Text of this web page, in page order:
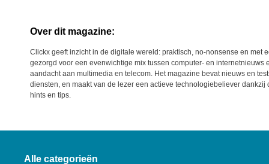
Over dit magazine:
Clickx geeft inzicht in de digitale wereld: praktisch, no-nonsense en met
gezorgd voor een evenwichtige mix tussen computer- en internetnieuws
aandacht aan multimedia en telecom. Het magazine bevat nieuws en
diensten, en maakt van de lezer een actieve technologiebeliever dankzij
hints en tips.
Alle categorieën